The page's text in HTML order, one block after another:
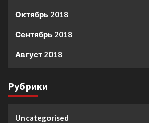
Октябрь 2018
Сентябрь 2018
Август 2018
Рубрики
Uncategorised